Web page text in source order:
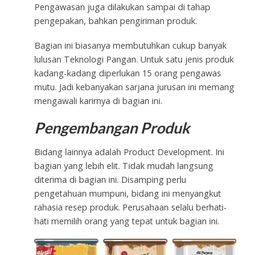
Pengawasan juga dilakukan sampai di tahap
pengepakan, bahkan pengiriman produk.
Bagian ini biasanya membutuhkan cukup banyak
lulusan Teknologi Pangan. Untuk satu jenis produk
kadang-kadang diperlukan 15 orang pengawas
mutu. Jadi kebanyakan sarjana jurusan ini memang
mengawali karirnya di bagian ini.
Pengembangan Produk
Bidang lainnya adalah Product Development. Ini
bagian yang lebih elit. Tidak mudah langsung
diterima di bagian ini. Disamping perlu
pengetahuan mumpuni, bidang ini menyangkut
rahasia resep produk. Perusahaan selalu berhati-
hati memilih orang yang tepat untuk bagian ini.